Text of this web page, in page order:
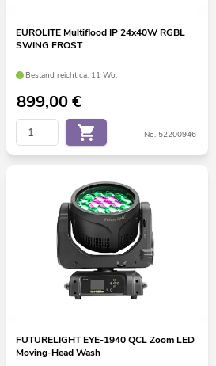
EUROLITE Multiflood IP 24x40W RGBL
SWING FROST
Bestand reicht ca. 11 Wo.
899,00€
No. 52200946
FUTURELIGHT EYE-1940 QCL Zoom LED
Moving-Head Wash